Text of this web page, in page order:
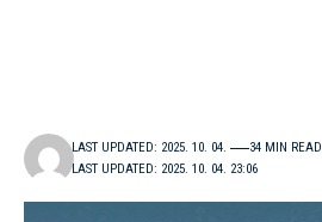
LAST UPDATED: 2025. 10. 04. 23:06
LAST UPDATED: 2025. 10. 04. 34 MIN READ